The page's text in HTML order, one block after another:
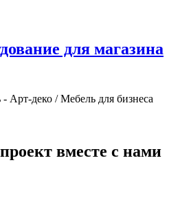
для магазина
Арт-деко / Мебель для бизнеса
вместе с нами